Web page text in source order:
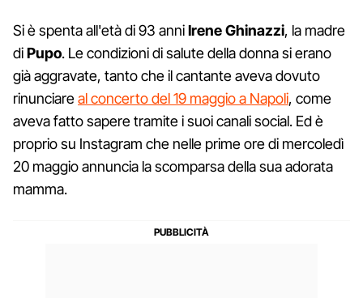
Si è spenta all'età di 93 anniIrene Ghinazzi, la madre
diPupo. Le condizioni di salute della donna si erano
già aggravate, tanto che il cantante aveva dovuto
rinunciareal concerto del 19 maggio a Napoli, come
aveva fatto sapere tramite i suoi canali social. Ed è
proprio su Instagram che nelle prime ore di mercoledì
20 maggio annuncia la scomparsa della sua adorata
mamma.